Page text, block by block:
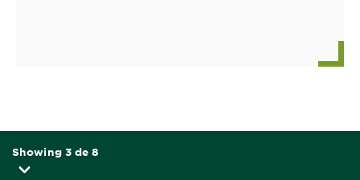
Showing 3 de 8